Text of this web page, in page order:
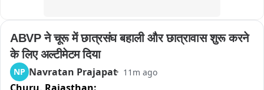
ABVP ने चूरू में छात्रसंघ बहाली और छात्रावास शुरू करने
के लिए अल्टीमेटम दिया
NP Navratan Prajapat 11m ago